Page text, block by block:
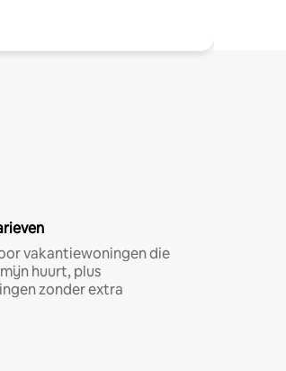
vakantiewoningen die
huurt, plus
zonder extra